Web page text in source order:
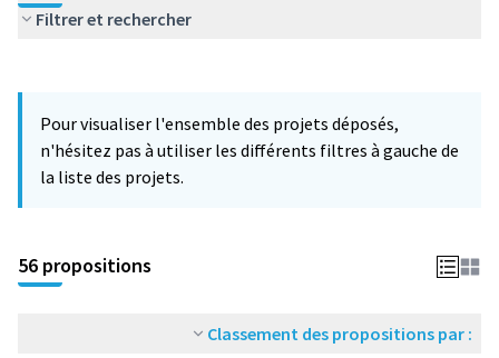
Filtrer et rechercher
−
Pour visualiser l'ensemble des projets déposés,
n'hésitez pas à utiliser les différents filtres à gauche de
la liste des projets.
56 propositions
Classement des propositions par :